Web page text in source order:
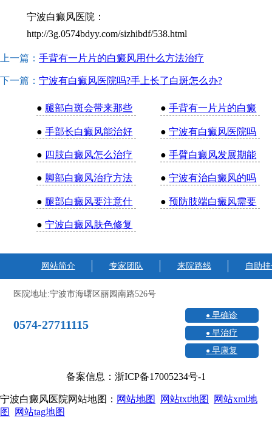
宁波白癜风医院：
http://3g.0574bdyy.com/sizhibdf/538.html
上一篇： 手背有一片片的白癜风用什么方法治疗
下一篇： 宁波有白癜风医院吗?手上长了白斑怎么办?
● 腿部白斑会带来那些 ●手背有一片片的白癜
●手部长白癜风能治好 ●宁波有白癜风医院吗
● 四肢白癜风怎么治疗 ●手臂白癜风发展期能
● 脚部白癜风治疗方法 ●宁波有治白癜风的吗
● 腿部白癜风要注意什 ●预防肢端白癜风需要
●宁波白癜风肤色修复
网站简介 专家团队 来院路线 自助
医院地址:宁波市海曙区丽园南路526号
0574-27711115
早确诊
早治疗
早康复
备案信息：浙ICP备17005234号-1
宁波白癜风医院网站地图： 网站地图 网站txt地图
网站xml地
图
网站tag地图